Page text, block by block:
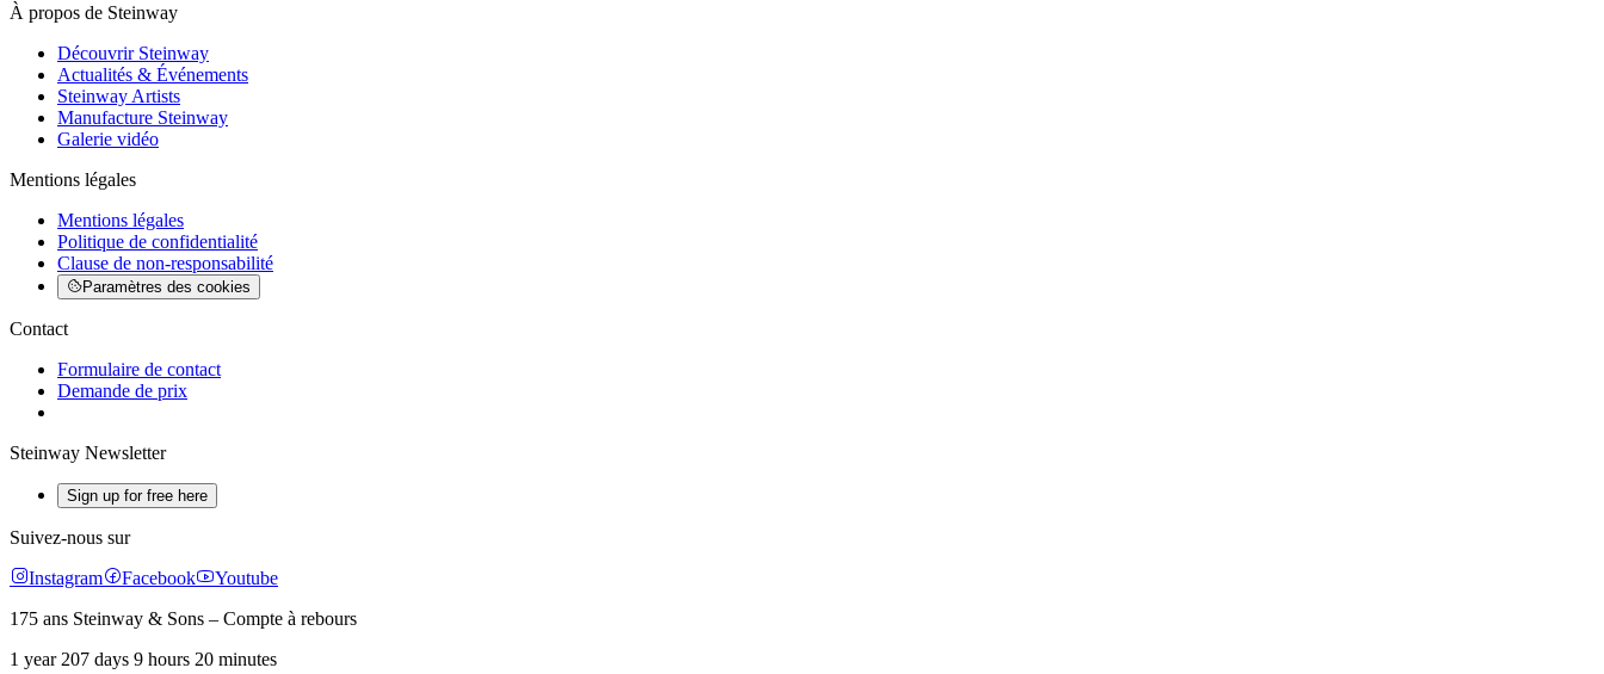
À propos de Steinway
Découvrir Steinway
Actualités & Événements
Steinway Artists
Manufacture Steinway
Galerie vidéo
Mentions légales
Mentions légales
Politique de confidentialité
Clause de non-responsabilité
Paramètres des cookies
Contact
Formulaire de contact
Demande de prix
Steinway Newsletter
Sign up for free here
Suivez-nous sur
Instagram
Facebook
Youtube
175 ans Steinway & Sons – Compte à rebours
1 year 207 days 9 hours 20 minutes